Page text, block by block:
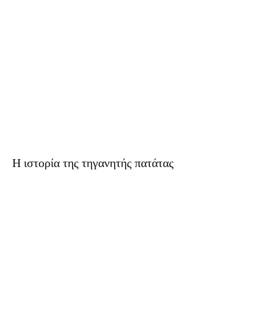
Η ιστορία της τηγανητής πατάτας